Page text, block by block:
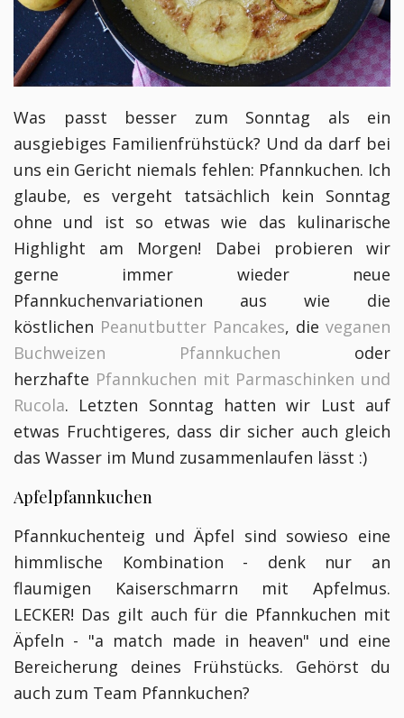
Was passt besser zum Sonntag als ein
ausgiebiges Familienfrühstück? Und da darf bei
uns ein Gericht niemals fehlen: Pfannkuchen. Ich
glaube, es vergeht tatsächlich kein Sonntag
ohne und ist so etwas wie das kulinarische
Highlight am Morgen! Dabei probieren wir
gerne immer wieder neue
Pfannkuchenvariationen aus wie die
köstlichen Peanutbutter Pancakes, die veganen
Buchweizen Pfannkuchen oder
herzhafte Pfannkuchen mit Parmaschinken und
Rucola. Letzten Sonntag hatten wir Lust auf
etwas Fruchtigeres, dass dir sicher auch gleich
das Wasser im Mund zusammenlaufen lässt :)
Apfelpfannkuchen
Pfannkuchenteig und Äpfel sind sowieso eine
himmlische Kombination - denk nur an
flaumigen Kaiserschmarrn mit Apfelmus.
LECKER! Das gilt auch für die Pfannkuchen mit
Äpfeln - "a match made in heaven" und eine
Bereicherung deines Frühstücks. Gehörst du
auch zum Team Pfannkuchen?